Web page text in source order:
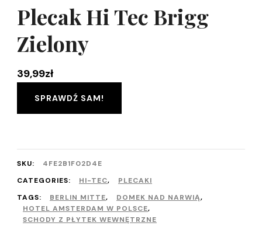
Plecak Hi Tec Brigg
Zielony
39,99zł
SPRAWDŹ SAM!
SKU:
4FE2B1F02D4E
CATEGORIES:
HI-TEC,
PLECAKI
TAGS:
BERLIN MITTE, DOMEK NAD NARWIĄ,
HOTEL AMSTERDAM W POLSCE,
SCHODY Z PŁYTEK WEWNĘTRZNE